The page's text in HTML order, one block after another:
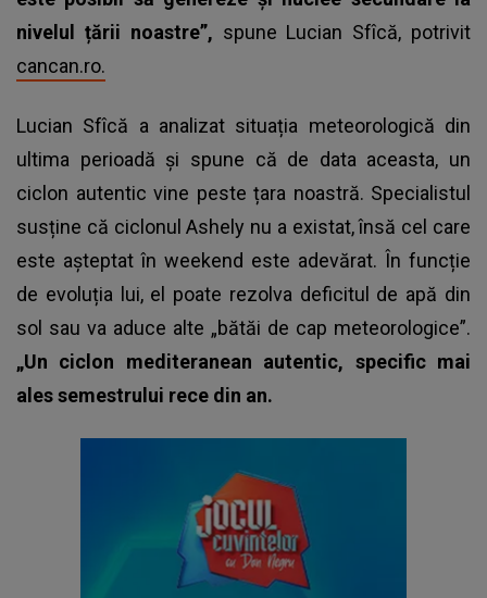
nivelul țării noastre”, spune Lucian Sfîcă, potrivit
cancan.ro.
Lucian Sfîcă a analizat situația meteorologică din
ultima perioadă și spune că de data aceasta, un
ciclon autentic vine peste țara noastră. Specialistul
susține că ciclonul Ashely nu a existat, însă cel care
este așteptat în weekend este adevărat. În funcție
de evoluția lui, el poate rezolva deficitul de apă din
sol sau va aduce alte „bătăi de cap meteorologice”.
„Un ciclon mediteranean autentic, specific mai
ales semestrului rece din an.